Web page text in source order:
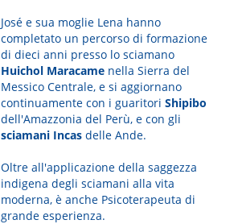
José e sua moglie Lena hanno
completato un percorso di formazione
di dieci anni presso lo sciamano
Huichol Maracame nella Sierra del
Messico Centrale, e si aggiornano
continuamente con i guaritoriShipibo
dell'Amazzonia del Perù, e con gli
sciamani Incas delle Ande.
Oltre all'applicazione della saggezza
indigena degli sciamani alla vita
moderna, è anche Psicoterapeuta di
grande esperienza.